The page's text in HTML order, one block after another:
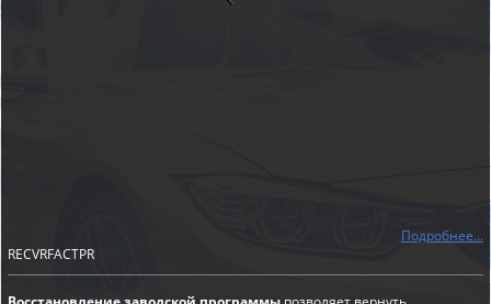
Подробнее...
RECVRFACTPR